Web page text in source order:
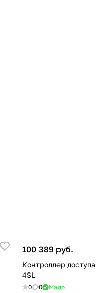
100 389 руб.
Контроллер доступа
4SL
0 0 Мало